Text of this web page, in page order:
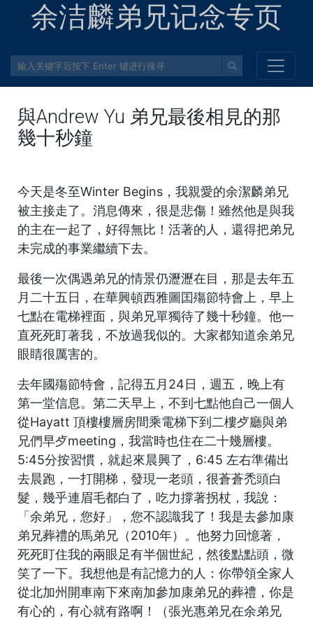
余洁麟弟兄记念专页
與Andrew Yu 弟兄最後相見的那
幾十秒鐘
今天是冬至Winter Begins，我親愛的余潔麟弟兄
被主接走了。消息傳來，很是悲傷！雖然他是與我
的主在一起了，好得無比！活著的人，還得把弟兄
未完成的事業繼續下去。
最後一次偶遇弟兄的情景仍瀝瀝在目，那是去年五
月二十五日，在華興頓西雅圖囯殤節特會上，早上
七點在電梯裡面，與弟兄單獨待了幾十秒鐘。他一
直死死盯著我，不放過我似的。大家都知道余弟兄
眼睛很厲害的。
去年國殤節特會，記得五月24日，週五，晚上有
第一堂信息。第二天早上，不到七點他自己一個人
從Hayatt 頂樓樓層房間乘電梯下到二樓歺廳與弟
兄們早歺meeting，我當時也住在二十幾層樓。
5:45分按習慣，就起來晨興了，6:45 左右準備出
去晨跑，一打開梯，發現一老頭，很蒼蒼禿頭白
髮，幾乎連眉毛都白了，吃力撐著拐杖，我說：
「余弟兄，您好」，您不認識我了！我是去參加康
弟兄葬禮的馬弟兄（2010年）。他努力回憶著，
死死盯住我的兩眼足有半個世紀，然後點點頭，微
笑了一下。我想他是有記憶力的人：你帶領全家人
從北加州開車南下來南加參加康弟兄的葬禮，你是
有心的，有心就有路啊！（張光惠弟兄在余弟兄